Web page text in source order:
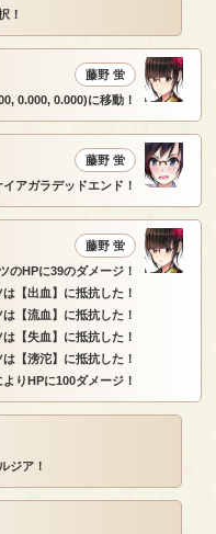
！
藤野 蛍
0.000, 0.000)に移動！
藤野 蛍
アガラデッドエンド！
藤野 蛍
のHPに39のダメージ！
【出血】に抵抗した！
【流血】に抵抗した！
【失血】に抵抗した！
【滂沱】に抵抗した！
りHPに100ダメージ！
ジア！